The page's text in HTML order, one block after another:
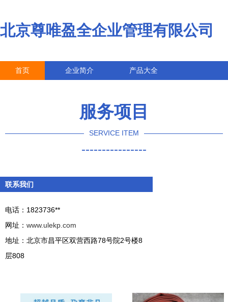
北京尊唯盈全企业管理有限公司
首页 企业简介 产品大全
服务项目
SERVICE ITEM
----------------
联系我们
电话：1823736**
网址： www.ulekp.com
地址：北京市昌平区双营西路78号院2号楼8
层808